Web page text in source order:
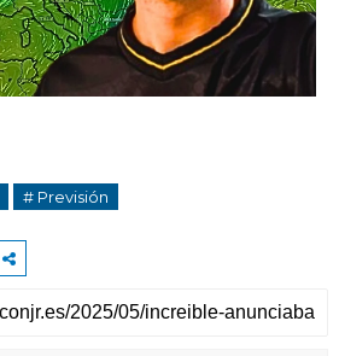
# Previsión